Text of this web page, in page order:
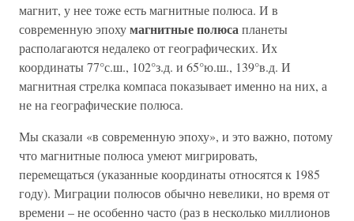
магнит, у нее тоже есть магнитные полюса. И в
современную эпохумагнитные полюсапланеты
располагаются недалеко от географических. Их
координаты 77°с.ш., 102°з.д. и 65°ю.ш., 139°в.д. И
магнитная стрелка компаса показывает именно на них, а
не на географические полюса.
Мы сказали «в современную эпоху», и это важно, потому
что магнитные полюса умеют мигрировать,
перемещаться (указанные координаты относятся к 1985
году). Миграции полюсов обычно невелики, но время от
времени – не особенно часто (раз в несколько миллионов